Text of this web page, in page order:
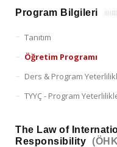
Program Bilgileri
Tanıtım
Öğretim Programı
Ders & Program
TYYÇ - Program
The Law of
Responsibility